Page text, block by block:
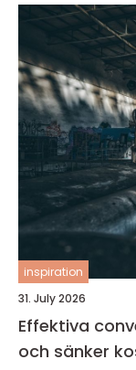
inspiration
31. July 2026
Effektiva
och sänker